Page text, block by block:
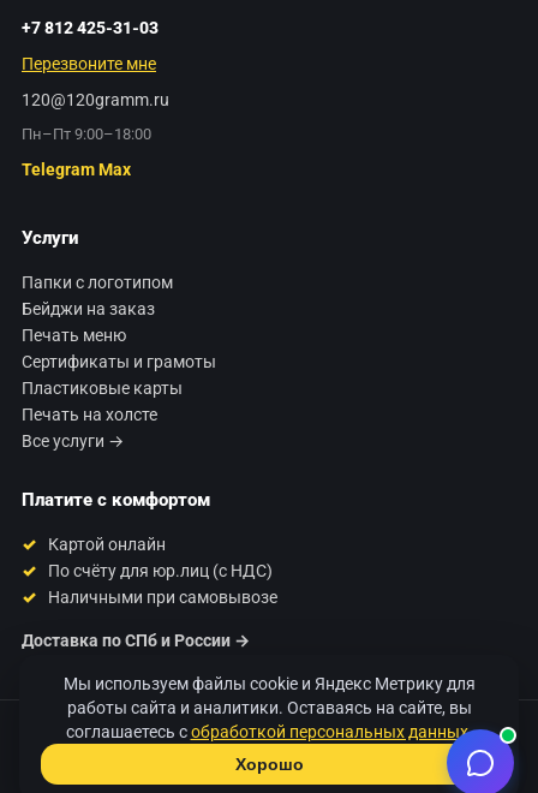
+7 812 425-31-03
Перезвоните мне
120@120gramm.ru
Пн–Пт 9:00–18:00
TelegramMax
Услуги
Папки с логотипом
Бейджи на заказ
Печать меню
Сертификаты и грамоты
Пластиковые карты
Печать на холсте
Все услуги →
Платите с комфортом
Картой онлайн
По счёту для юр.лиц (с НДС)
Наличными при самовывозе
Доставка по СПб и России →
© 2026 Типография «120 Грамм». Печать полиграфии в Санкт-
Петербурге.
+7 812 425-31-03 · 120@120gramm.ru
Мы используем файлы cookie и Яндекс Метрику для
работы сайта и аналитики. Оставаясь на сайте, вы
соглашаетесь собработкой персональных данных.
Хорошо